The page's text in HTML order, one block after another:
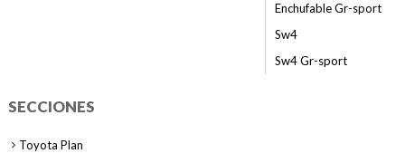
Enchufable Gr-sport
Sw4
Sw4 Gr-sport
SECCIONES
Toyota Plan